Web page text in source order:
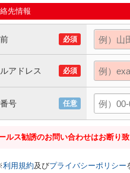
先情報
必須
アドレス 必須
号 任意
ルス勧誘のお問い合わせはお断り致
利用規約及びプライバシーポリシー